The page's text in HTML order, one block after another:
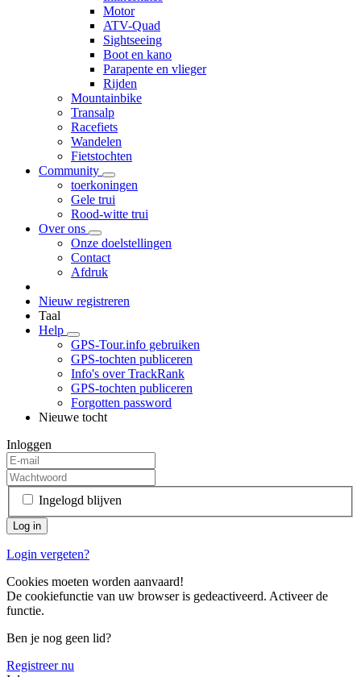
Motor
ATV-Quad
Sightseeing
Boot en kano
Parapente en vlieger
Rijden
Mountainbike
Transalp
Racefiets
Wandelen
Fietstochten
Community
toerkoningen
Gele trui
Rood-witte trui
Over ons
Onze doelstellingen
Contact
Afdruk
Nieuw registreren
Taal
Help
GPS-Tour.info gebruiken
GPS-tochten publiceren
Info's over TrackRank
GPS-tochten publiceren
Forgotten password
Nieuwe tocht
Inloggen
Ingelogd blijven
Login vergeten?
Cookies moeten worden aanvaard!
De cookiefunctie van uw browser is gedeactiveerd. Activeer de
functie.
Ben je nog geen lid?
Registreer nu